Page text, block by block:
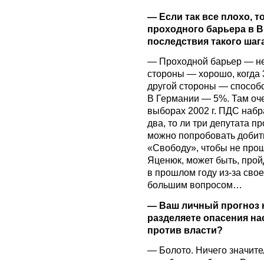
— Если так все плохо,
проходного барьера в
последствия такого
— Проходной барьер —
стороны — хорошо, когда
другой стороны —
В Германии — 5%. Там
выборах 2002 г. ПДС
два, то ли три депутата
можно попробовать
«Свободу», чтобы не
Яценюк, может быть,
в прошлом году из-за
большим вопросом…
— Ваш личный прогноз
разделяете опасения
против власти?
— Болото. Ничего